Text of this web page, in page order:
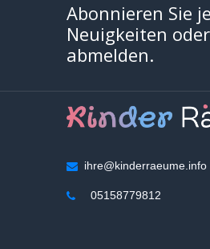
Abonnieren Sie
Neuigkeiten
abmelden.
ihre@kinderraeume.info
05158779812